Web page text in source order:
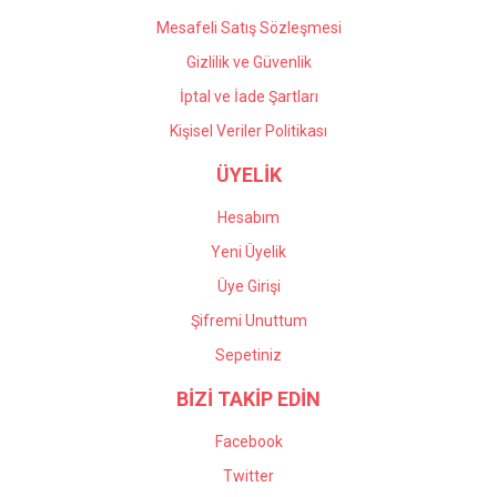
Mesafeli Satış Sözleşmesi
Gizlilik ve Güvenlik
İptal ve İade Şartları
Kişisel Veriler Politikası
ÜYELİK
Hesabım
Yeni Üyelik
Üye Girişi
Şifremi Unuttum
Sepetiniz
BİZİ TAKİP EDİN
Facebook
Twitter